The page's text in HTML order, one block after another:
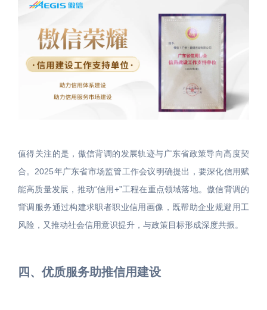
值得关注的是，傲信背调的发展轨迹与广东省政策导向高度契
合。2025年广东省市场监管工作会议明确提出，要深化信用赋
能高质量发展，推动“信用+”工程在重点领域落地。傲信背调的
背调服务通过构建求职者职业信用画像，既帮助企业规避用工
风险，又推动社会信用意识提升，与政策目标形成深度共振。
四、优质服务助推信用建设